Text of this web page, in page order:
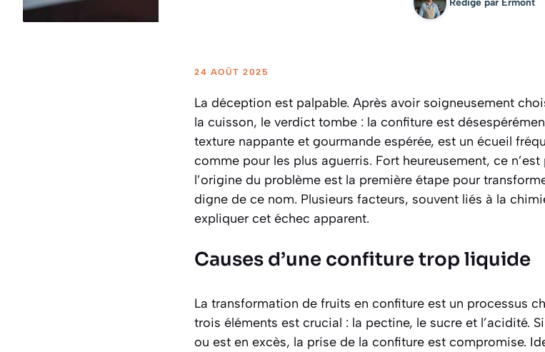
Rédigé par Ermont
24 AOÛT 2025
La déception est palpable. Après avoir soigneusement
la cuisson, le verdict tombe : la confiture est
texture nappante et gourmande espérée, est un écueil
comme pour les plus aguerris. Fort heureusement, ce
l’origine du problème est la première étape pour
digne de ce nom. Plusieurs facteurs, souvent liés à la
expliquer cet échec apparent.
Causes d’une confiture trop liquide
La transformation de fruits en confiture est un processus
trois éléments est crucial : la pectine, le sucre et l’acidité.
ou est en excès, la prise de la confiture est compromise.